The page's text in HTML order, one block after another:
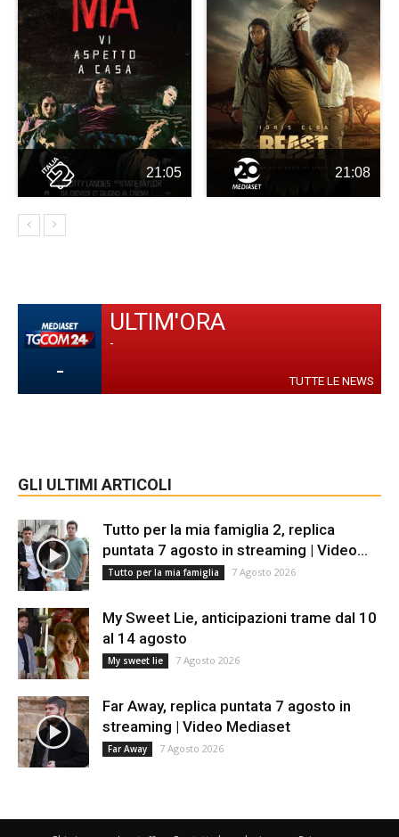
21:05 21:08
-
ULTIM'ORA
-
TUTTE LE NEWS
GLI ULTIMI ARTICOLI
Tutto per la mia famiglia 2, replica
puntata 7 agosto in streaming | Video...
Tutto per la mia famiglia 7 Agosto 2026
My Sweet Lie, anticipazioni trame dal 10
al 14 agosto
My sweet lie 7 Agosto 2026
Far Away, replica puntata 7 agosto in
streaming | Video Mediaset
Far Away 7 Agosto 2026